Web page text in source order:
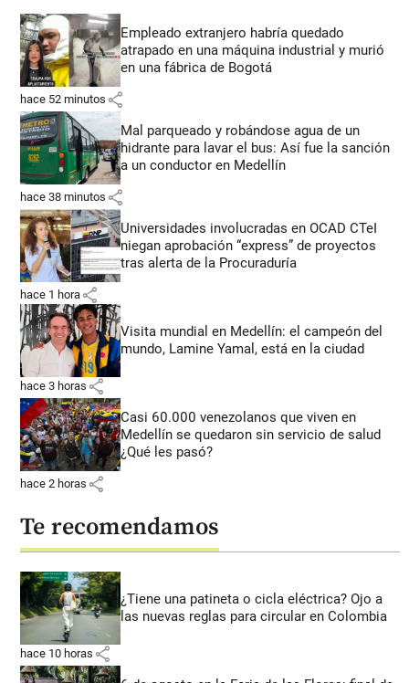
Empleado extranjero habría quedado
atrapado en una máquina industrial y murió
en una fábrica de Bogotá
hace 52 minutos share
Mal parqueado y robándose agua de un
hidrante para lavar el bus: Así fue la sanción
a un conductor en Medellín
hace 38 minutos share
Universidades involucradas en OCAD CTeI
niegan aprobación “express” de proyectos
tras alerta de la Procuraduría
hace 1 hora share
Visita mundial en Medellín: el campeón del
mundo, Lamine Yamal, está en la ciudad
hace 3 horas share
Casi 60.000 venezolanos que viven en
Medellín se quedaron sin servicio de salud
¿Qué les pasó?
hace 2 horas share
Te recomendamos
¿Tiene una patineta o cicla eléctrica? Ojo a
las nuevas reglas para circular en Colombia
hace 10 horas share